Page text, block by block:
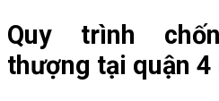
Quy trình
thượng tại quận 4